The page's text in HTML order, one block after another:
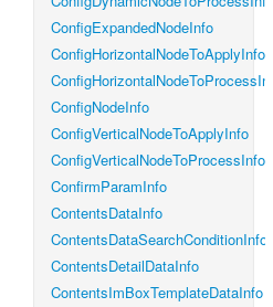
ConfigExpandedNodeInfo
ConfigHorizontalNodeToApplyInfo
ConfigHorizontalNodeToProcessInfo
ConfigNodeInfo
ConfigVerticalNodeToApplyInfo
ConfigVerticalNodeToProcessInfo
ConfirmParamInfo
ContentsDataInfo
ContentsDataSearchConditionInfo
ContentsDetailDataInfo
ContentsImBoxTemplateDataInfo